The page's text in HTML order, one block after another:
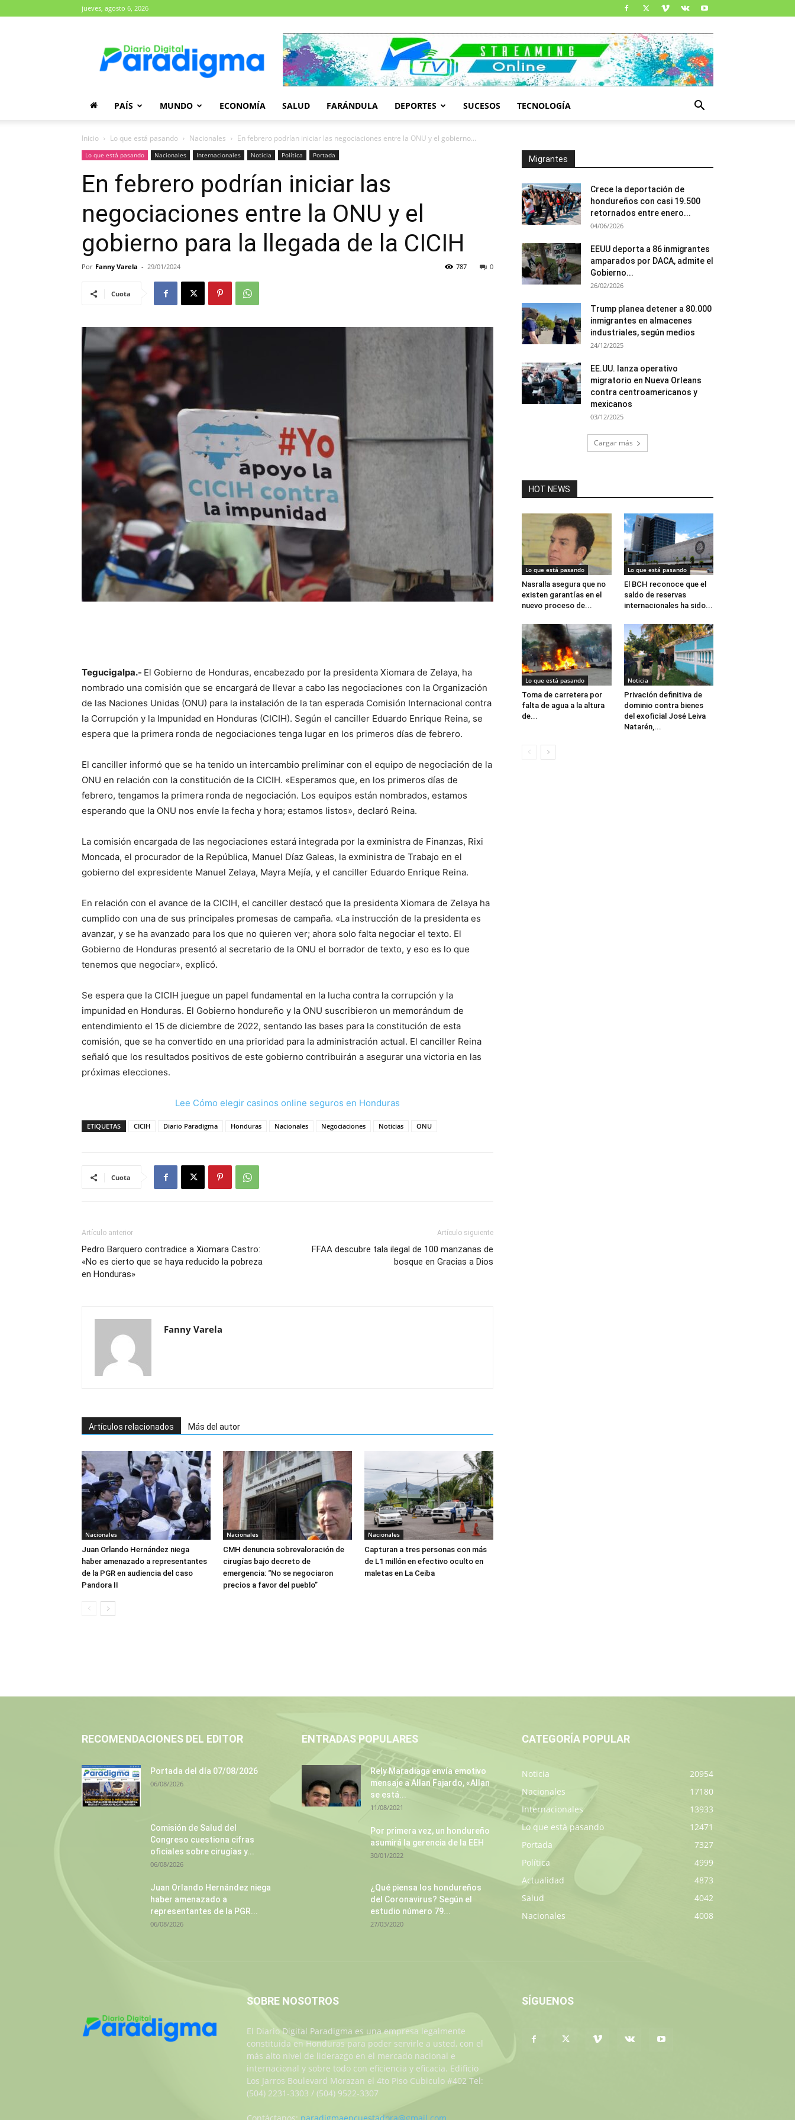
jueves, agosto 6, 2026
Paradigma
PAÍS MUNDO ECONOMÍA SALUD FARÁNDULA DEPORTES SUCESOS TECNOLOGÍA
Inicio Lo que está pasando Nacionales En febrero podrían iniciar las negociaciones entre la ONU y el gobierno...
Lo que está pasando Nacionales Internacionales Noticia Política Portada
En febrero podrían iniciar las
negociaciones entre la ONU y el
gobierno para la llegada de la CICIH
Por Fanny Varela - 29/01/2024 0
787
Cuota
Tegucigalpa.- El Gobierno de Honduras, encabezado por la presidenta Xiomara de Zelaya, ha
nombrado una comisión que se encargará de llevar a cabo las negociaciones con la Organización
de las Naciones Unidas (ONU) para la instalación de la tan esperada Comisión Internacional contra
la Corrupción y la Impunidad en Honduras (CICIH). Según el canciller Eduardo Enrique Reina, se
espera que la primera ronda de negociaciones tenga lugar en los primeros días de febrero.
El canciller informó que se ha tenido un intercambio preliminar con el equipo de negociación de la
ONU en relación con la constitución de la CICIH. «Esperamos que, en los primeros días de
febrero, tengamos la primera ronda de negociación. Los equipos están nombrados, estamos
esperando que la ONU nos envíe la fecha y hora; estamos listos», declaró Reina.
La comisión encargada de las negociaciones estará integrada por la exministra de Finanzas, Rixi
Moncada, el procurador de la República, Manuel Díaz Galeas, la exministra de Trabajo en el
gobierno del expresidente Manuel Zelaya, Mayra Mejía, y el canciller Eduardo Enrique Reina.
En relación con el avance de la CICIH, el canciller destacó que la presidenta Xiomara de Zelaya ha
cumplido con una de sus principales promesas de campaña. «La instrucción de la presidenta es
avanzar, y se ha avanzado para los que no quieren ver; ahora solo falta negociar el texto. El
Gobierno de Honduras presentó al secretario de la ONU el borrador de texto, y eso es lo que
tenemos que negociar», explicó.
Se espera que la CICIH juegue un papel fundamental en la lucha contra la corrupción y la
impunidad en Honduras. El Gobierno hondureño y la ONU suscribieron un memorándum de
entendimiento el 15 de diciembre de 2022, sentando las bases para la constitución de esta
comisión, que se ha convertido en una prioridad para la administración actual. El canciller Reina
señaló que los resultados positivos de este gobierno contribuirán a asegurar una victoria en las
próximas elecciones.
Lee Cómo elegir casinos online seguros en Honduras
ETIQUETAS CICIH Diario Paradigma Honduras Nacionales Negociaciones Noticias ONU
Cuota
Artículo anterior
Pedro Barquero contradice a Xiomara Castro:
«No es cierto que se haya reducido la pobreza
en Honduras»
Artículo siguiente
FFAA descubre tala ilegal de 100 manzanas de
bosque en Gracias a Dios
Fanny Varela
Artículos relacionados Más del autor
Nacionales
Juan Orlando Hernández niega
haber amenazado a representantes
de la PGR en audiencia del caso
Pandora II
Nacionales
CMH denuncia sobrevaloración de
cirugías bajo decreto de
emergencia: “No se negociaron
precios a favor del pueblo”
Nacionales
Capturan a tres personas con más
de L1 millón en efectivo oculto en
maletas en La Ceiba
Migrantes
Crece la deportación de
hondureños con casi 19.500
retornados entre enero...
04/06/2026
EEUU deporta a 86 inmigrantes
amparados por DACA, admite el
Gobierno...
26/02/2026
Trump planea detener a 80.000
inmigrantes en almacenes
industriales, según medios
24/12/2025
EE.UU. lanza operativo
migratorio en Nueva Orleans
contra centroamericanos y
mexicanos
03/12/2025
Cargar más
HOT NEWS
Lo que está pasando
Nasralla asegura que no
existen garantías en el
nuevo proceso de...
Lo que está pasando
El BCH reconoce que el
saldo de reservas
internacionales ha sido...
Lo que está pasando
Toma de carretera por
falta de agua a la altura
de...
Noticia
Privación definitiva de
dominio contra bienes
del exoficial José Leiva
Natarén,...
RECOMENDACIONES DEL EDITOR
Portada del día 07/08/2026
06/08/2026
Comisión de Salud del
Congreso cuestiona cifras
oficiales sobre cirugías y...
06/08/2026
Juan Orlando Hernández niega
haber amenazado a
representantes de la PGR...
06/08/2026
ENTRADAS POPULARES
Rely Maradiaga envía emotivo
mensaje a Allan Fajardo, «Allan
se está...
11/08/2021
Por primera vez, un hondureño
asumirá la gerencia de la EEH
30/01/2022
¿Qué piensa los hondureños
del Coronavirus? Según el
estudio número 79...
27/03/2020
CATEGORÍA POPULAR
Noticia
20954
Nacionales
17180
Internacionales
13933
Lo que está pasando
12471
Portada
7327
Política
4999
Actualidad
4873
Salud
4042
Nacionales
4008
SOBRE NOSOTROS
El Diario Digital Paradigma es una empresa legalmente
constituida en Honduras para poder servirle a usted, con el
más alto nivel de liderazgo en el mercado nacional e
internacional y sobre todo con eficiencia y eficacia. Edificio
Los Jarros Boulevard Morazan el 4to Piso Cubiculo #402 Tel:
(504) 2231-3303 / (504) 9522-3307
SÍGUENOS